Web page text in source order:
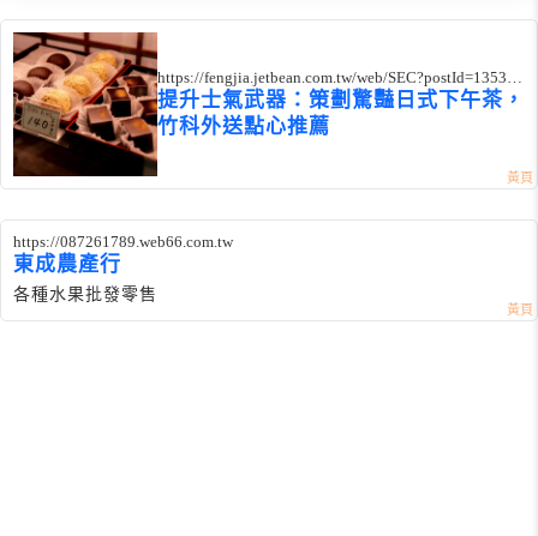
https://fengjia.jetbean.com.tw/web/SEC?postId=135375
1
提升士氣武器：策劃驚豔日式下午茶，
竹科外送點心推薦
https://087261789.web66.com.tw
東成農產行
各種水果批發零售